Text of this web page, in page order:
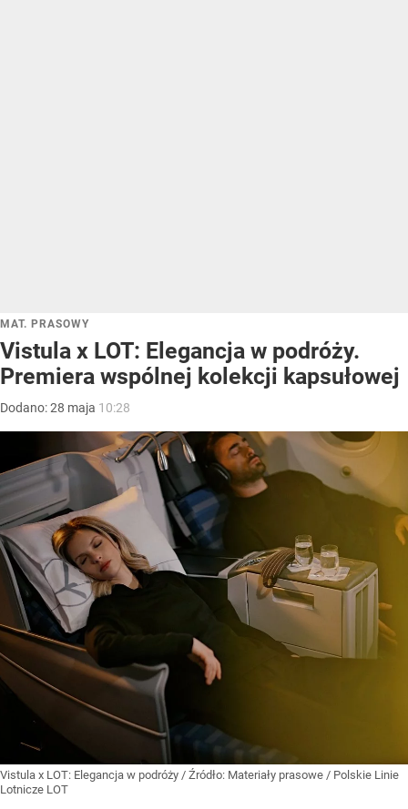
MAT. PRASOWY
Vistula x LOT: Elegancja w podróży.
Premiera wspólnej kolekcji kapsułowej
Dodano:28 maja 10:28
Vistula x LOT: Elegancja w podróży / Źródło: Materiały prasowe / Polskie Linie
Lotnicze LOT